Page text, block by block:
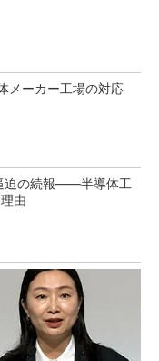
メーカー工場の対応
迫の続報――半導体工
由